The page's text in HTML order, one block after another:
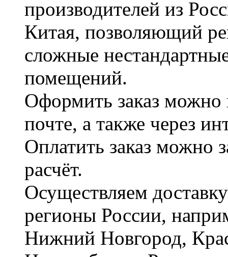
производителей из
Китая, позволяющий
сложные
помещений.
Оформить заказ можно
почте, а также через
Оплатить заказ можно
расчёт.
Осуществляем
регионы России,
Нижний Новгород,